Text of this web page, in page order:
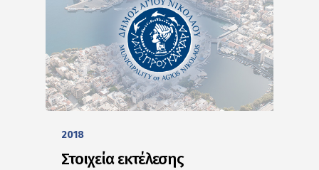
2018
Στοιχεία εκτέλεσης